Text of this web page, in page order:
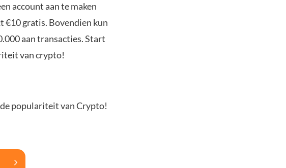
account aan te maken
€10 gratis. Bovendien kun
aan transacties. Start
van crypto!
populariteit van Crypto!